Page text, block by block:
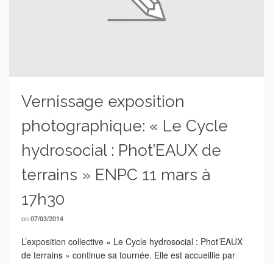
Vernissage exposition
photographique: « Le Cycle
hydrosocial : Phot’EAUX de
terrains » ENPC 11 mars à
17h30
on 07/03/2014
L’exposition collective « Le Cycle hydrosocial : Phot’EAUX
de terrains » continue sa tournée. Elle est accueillie par